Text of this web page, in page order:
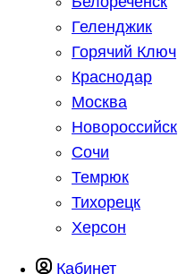
Геленджик
Горячий Ключ
Краснодар
Москва
Новороссийск
Сочи
Темрюк
Тихорецк
Херсон
Кабинет